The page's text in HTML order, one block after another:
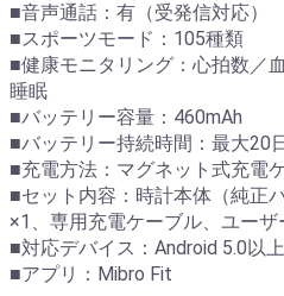
■音声通話：有（受発信対応）
■スポーツモード：105種類
■健康モニタリング：心拍数／
睡眠
■バッテリー容量：460mAh
■バッテリー持続時間：最大20
■充電方法：マグネット式充電
■セット内容：時計本体（純正
×1、専用充電ケーブル、ユー
■対応デバイス：Android 5.0以
■アプリ：Mibro Fit